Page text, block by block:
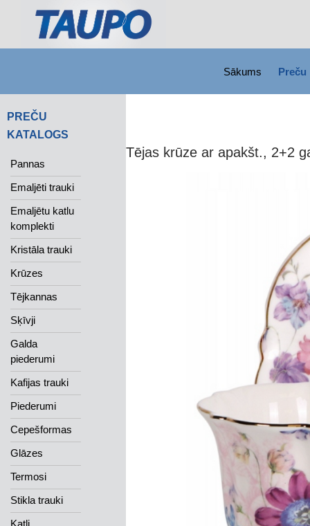
Sākums Preču
Tējas krūze ar apakšt., 2+2
PREČU
KATALOGS
Pannas
Emaljēti trauki
Emaljētu katlu
komplekti
Kristāla trauki
Krūzes
Tējkannas
Sķīvji
Galda
piederumi
Kafijas trauki
Piederumi
Cepešformas
Glāzes
Termosi
Stikla trauki
Katli